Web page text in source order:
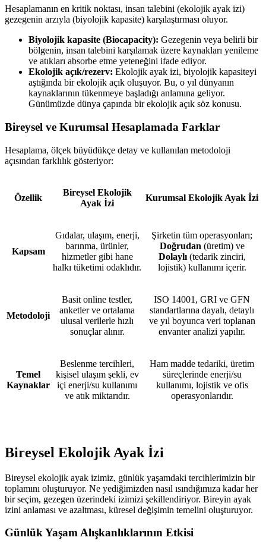
Hesaplamanın en kritik noktası, insan talebini (ekolojik ayak izi)
gezegenin arzıyla (biyolojik kapasite) karşılaştırması oluyor.
Biyolojik kapasite (Biocapacity): Gezegenin veya belirli bir
bölgenin, insan talebini karşılamak üzere kaynakları yenileme
ve atıkları absorbe etme yeteneğini ifade ediyor.
Ekolojik açık/rezerv: Ekolojik ayak izi, biyolojik kapasiteyi
aştığında bir ekolojik açık oluşuyor. Bu, o yıl dünyanın
kaynaklarının tükenmeye başladığı anlamına geliyor.
Günümüzde dünya çapında bir ekolojik açık söz konusu.
Bireysel ve Kurumsal Hesaplamada Farklar
Hesaplama, ölçek büyüdükçe detay ve kullanılan metodoloji
açısından farklılık gösteriyor:
Özellik
Bireysel Ekolojik
Ayak İzi
Kurumsal Ekolojik Ayak İzi
Kapsam
Gıdalar, ulaşım, enerji,
barınma, ürünler,
hizmetler gibi hane
halkı tüketimi odaklıdır.
Şirketin tüm operasyonları;
Doğrudan (üretim) ve
Dolaylı(tedarik zinciri,
lojistik) kullanımı içerir.
Metodoloji
Basit online testler,
anketler ve ortalama
ulusal verilerle hızlı
sonuçlar alınır.
ISO 14001, GRI ve GFN
standartlarına dayalı, detaylı
ve yıl boyunca veri toplanan
envanter analizi yapılır.
Temel
Kaynaklar
Beslenme tercihleri,
kişisel ulaşım şekli, ev
içi enerji/su kullanımı
ve atık miktarıdır.
Ham madde tedariki, üretim
süreçlerinde enerji/su
kullanımı, lojistik ve ofis
operasyonlarıdır.
Bireysel Ekolojik Ayak İzi
Bireysel ekolojik ayak izimiz, günlük yaşamdaki tercihlerimizin bir
toplamını oluşturuyor. Ne yediğimizden nasıl ısındığımıza kadar her
bir seçim, gezegen üzerindeki izimizi şekillendiriyor. Bireyin ayak
izini anlaması ve azaltması, küresel değişimin temelini oluşturuyor.
Günlük Yaşam Alışkanlıklarının Etkisi